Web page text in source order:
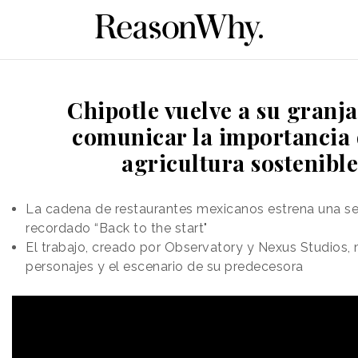
Chipotle vuelve a su
comunicar la importancia
agricultura sostenible
La cadena de restaurantes mexicanos estrena una
recordado “Back to the start"
El trabajo, creado por Observatory y Nexus Studios,
personajes y el escenario de su predecesora